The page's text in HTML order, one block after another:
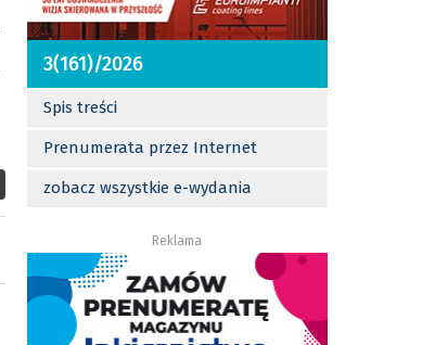
3(161)/2026
Spis treści
Prenumerata przez Internet
zobacz wszystkie e-wydania
Reklama